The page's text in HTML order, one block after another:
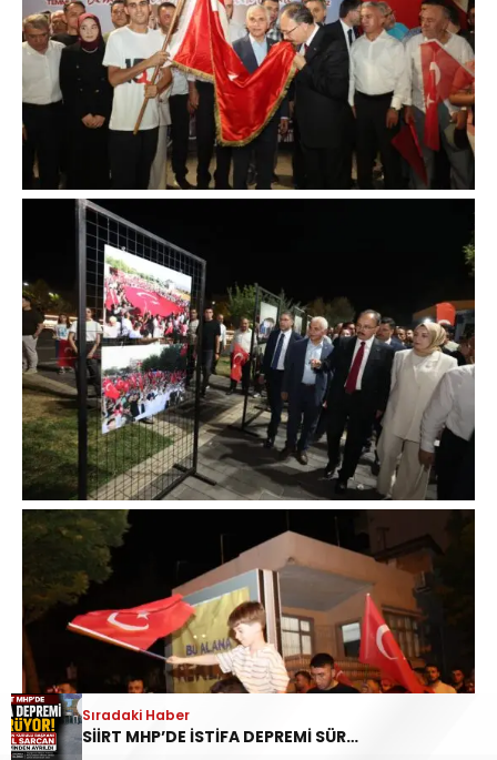
Sıradaki Haber
SİİRT MHP’DE İSTİFA DEPREMİ SÜRÜYOR: İL DİSİPLİN KURULU BAŞKANI HALİL SARCAN GÖREVİNDEN AYRILDI